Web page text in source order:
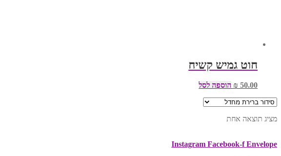
חוט גמיש קשיח
₪ 50.00 הוספה לסל
מציג תוצאה אחת
Instagram Facebook-f Envelope